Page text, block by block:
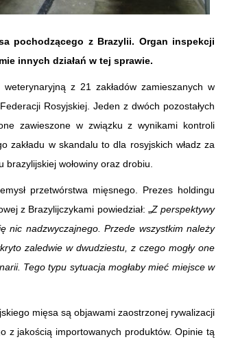
pochodzącego z Brazylii. Organ inspekcji
innych działań w tej sprawie.
z 21 zakładów zamieszanych w
Rosyjskiej. Jeden z dwóch pozostałych
zawieszone w związku z wynikami kontroli
zakładu w skandalu to dla rosyjskich władz za
wołowiny oraz drobiu.
przetwórstwa mięsnego. Prezes holdingu
z Brazylijczykami powiedział: „Z perspektywy
nic nadzwyczajnego. Przede wszystkim należy
zaledwie w dwudziestu, z czego mogły one
Tego typu sytuacja mogłaby mieć miejsce w
mięsa są objawami zaostrzonej rywalizacji
z jakością importowanych produktów. Opinie tą